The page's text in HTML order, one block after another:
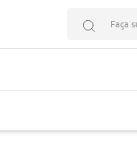
Faça